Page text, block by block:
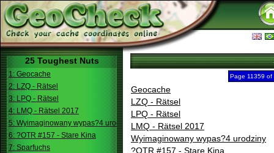
25 Toughest Nuts
1: Geocache
2: LZQ - Rätsel
3: LPQ - Rätsel
4: LMQ - Rätsel 2017
5: Wyimaginowany wypas?4 urodziny
6: ?OTR #157 - Stare Kina
7: Sparfuchs
Page 11359 of
Geocache
LZQ - Rätsel
LPQ - Rätsel
LMQ - Rätsel 2017
Wyimaginowany wypas?4 urodziny
?OTR #157 - Stare Kina